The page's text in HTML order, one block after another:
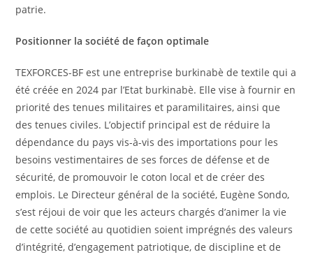
patrie.
Positionner la société de façon optimale
TEXFORCES-BF est une entreprise burkinabè de textile qui a
été créée en 2024 par l’Etat burkinabè. Elle vise à fournir en
priorité des tenues militaires et paramilitaires, ainsi que
des tenues civiles. L’objectif principal est de réduire la
dépendance du pays vis-à-vis des importations pour les
besoins vestimentaires de ses forces de défense et de
sécurité, de promouvoir le coton local et de créer des
emplois. Le Directeur général de la société, Eugène Sondo,
s’est réjoui de voir que les acteurs chargés d’animer la vie
de cette société au quotidien soient imprégnés des valeurs
d’intégrité, d’engagement patriotique, de discipline et de